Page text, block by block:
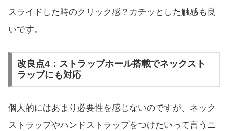
スライドした時のクリック感？カチッとした触感も良
いです。
改良点4：ストラップホール搭載でネックスト
ラップにも対応
個人的にはあまり必要性を感じないのですが、ネック
ストラップやハンドストラップをつけたいって言うニ